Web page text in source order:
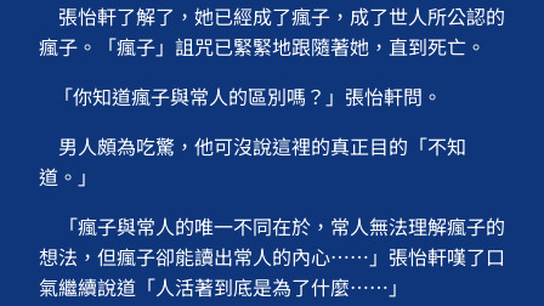
張怡軒了解了，她已經成了瘋子，成了世人所公認的
瘋子。「瘋子」詛咒已緊緊地跟隨著她，直到死亡。
「你知道瘋子與常人的區別嗎？」張怡軒問。
男人頗為吃驚，他可沒說這裡的真正目的「不知
道。」
「瘋子與常人的唯一不同在於，常人無法理解瘋子的
想法，但瘋子卻能讀出常人的內心⋯⋯」張怡軒嘆了口
氣繼續說道「人活著到底是為了什麼⋯⋯」